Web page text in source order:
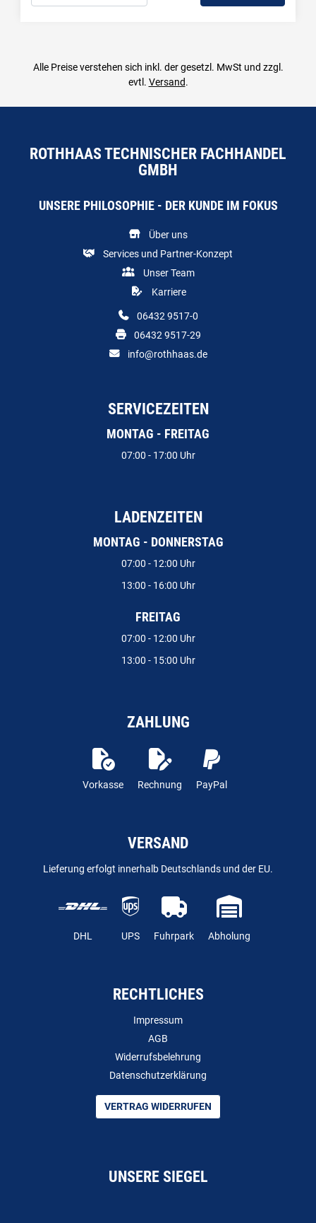
Alle Preise verstehen sich inkl. der gesetzl. MwSt und zzgl.
evtl. Versand.
ROTHHAAS TECHNISCHER FACHHANDEL
GMBH
UNSERE PHILOSOPHIE - DER KUNDE IM FOKUS
Über uns
Services und Partner-Konzept
Unser Team
Karriere
06432 9517-0
06432 9517-29
info@rothhaas.de
SERVICEZEITEN
MONTAG - FREITAG
07:00 - 17:00 Uhr
LADENZEITEN
MONTAG - DONNERSTAG
07:00 - 12:00 Uhr
13:00 - 16:00 Uhr
FREITAG
07:00 - 12:00 Uhr
13:00 - 15:00 Uhr
ZAHLUNG
Vorkasse Rechnung PayPal
VERSAND
Lieferung erfolgt innerhalb Deutschlands und der EU.
DHL UPS Fuhrpark Abholung
RECHTLICHES
Impressum
AGB
Widerrufsbelehrung
Datenschutzerklärung
VERTRAG WIDERRUFEN
UNSERE SIEGEL